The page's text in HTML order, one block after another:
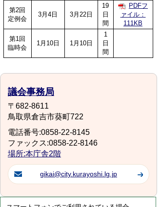
第2回
定例会
3月4日 3月22日
19
日
間
PDFフ
ァイル：
111KB
第1回
臨時会
1月10日 1月10日
1
日
間
議会事務局
〒682-8611
鳥取県倉吉市葵町722
電話番号:0858-22-8145
ファックス:0858-22-8146
場所:本庁舎2階
gikai@city.kurayoshi.lg.jp